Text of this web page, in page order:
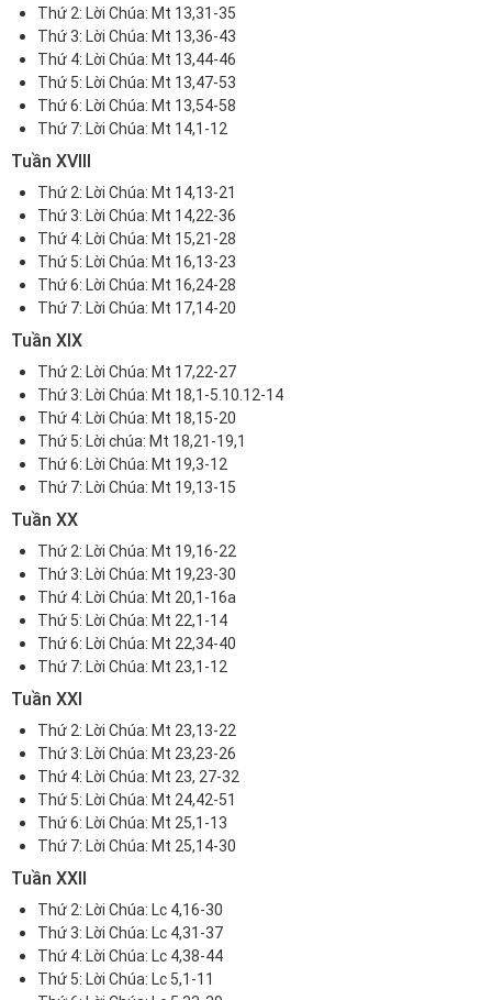
Thứ 2: Lời Chúa: Mt 13,31-35
Thứ 3: Lời Chúa: Mt 13,36-43
Thứ 4: Lời Chúa: Mt 13,44-46
Thứ 5: Lời Chúa: Mt 13,47-53
Thứ 6: Lời Chúa: Mt 13,54-58
Thứ 7: Lời Chúa: Mt 14,1-12
Tuần XVIII
Thứ 2: Lời Chúa: Mt 14,13-21
Thứ 3: Lời Chúa: Mt 14,22-36
Thứ 4: Lời Chúa: Mt 15,21-28
Thứ 5: Lời Chúa: Mt 16,13-23
Thứ 6: Lời Chúa: Mt 16,24-28
Thứ 7: Lời Chúa: Mt 17,14-20
Tuần XIX
Thứ 2: Lời Chúa: Mt 17,22-27
Thứ 3: Lời Chúa: Mt 18,1-5.10.12-14
Thứ 4: Lời Chúa: Mt 18,15-20
Thứ 5: Lời chúa: Mt 18,21-19,1
Thứ 6: Lời Chúa: Mt 19,3-12
Thứ 7: Lời Chúa: Mt 19,13-15
Tuần XX
Thứ 2: Lời Chúa: Mt 19,16-22
Thứ 3: Lời Chúa: Mt 19,23-30
Thứ 4: Lời Chúa: Mt 20,1-16a
Thứ 5: Lời Chúa: Mt 22,1-14
Thứ 6: Lời Chúa: Mt 22,34-40
Thứ 7: Lời Chúa: Mt 23,1-12
Tuần XXI
Thứ 2: Lời Chúa: Mt 23,13-22
Thứ 3: Lời Chúa: Mt 23,23-26
Thứ 4: Lời Chúa: Mt 23, 27-32
Thứ 5: Lời Chúa: Mt 24,42-51
Thứ 6: Lời Chúa: Mt 25,1-13
Thứ 7: Lời Chúa: Mt 25,14-30
Tuần XXII
Thứ 2: Lời Chúa: Lc 4,16-30
Thứ 3: Lời Chúa: Lc 4,31-37
Thứ 4: Lời Chúa: Lc 4,38-44
Thứ 5: Lời Chúa: Lc 5,1-11